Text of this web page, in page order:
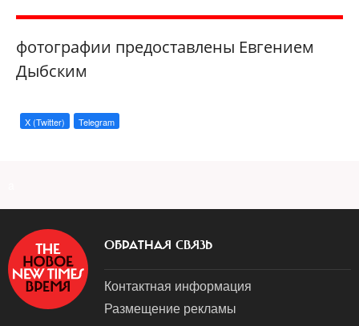
фотографии предоставлены Евгением
Дыбским
X (Twitter) Telegram
ОБРАТНАЯ СВЯЗЬ
Контактная информация
Размещение рекламы